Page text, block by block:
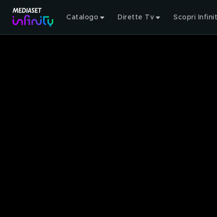
Catalogo Dirette Tv Scopri